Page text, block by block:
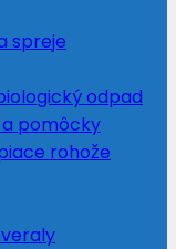
spreje
odpad
pomôcky
rohože